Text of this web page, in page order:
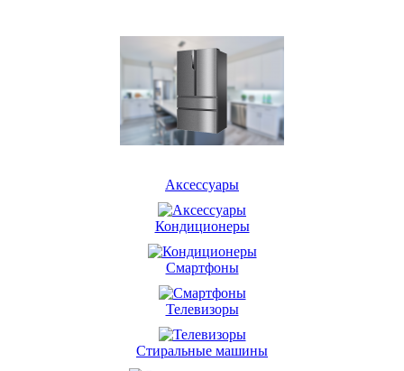
Аксессуары
Кондиционеры
Смартфоны
Телевизоры
Стиральные машины